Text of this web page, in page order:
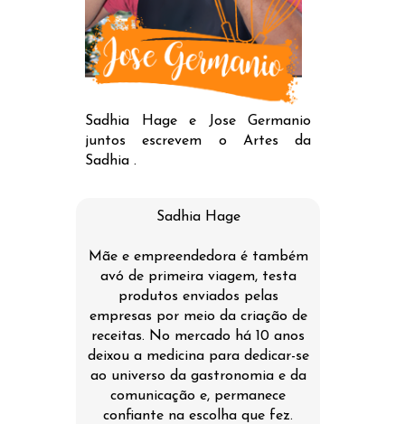
Sadhia Hage e Jose Germanio
juntos escrevem o Artes da
Sadhia .
Sadhia Hage
Mãe e empreendedora é também
avó de primeira viagem, testa
produtos enviados pelas
empresas por meio da criação de
receitas. No mercado há 10 anos
deixou a medicina para dedicar-se
ao universo da gastronomia e da
comunicação e, permanece
confiante na escolha que fez.